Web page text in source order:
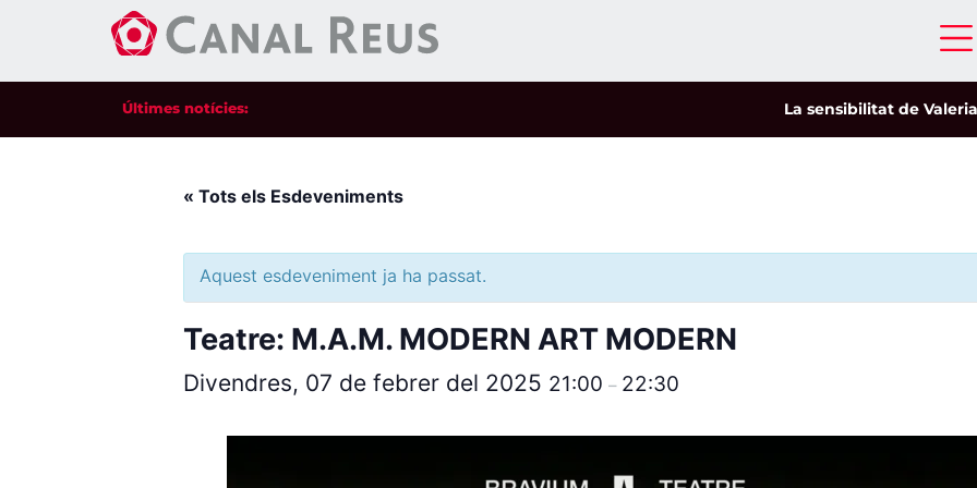
Últimes notícies: La sensibilitat de Valeria
« Tots els Esdeveniments
Aquest esdeveniment ja ha passat.
Teatre: M.A.M. MODERN ART MODERN
Divendres, 07 de febrer del 2025 21:00 – 22:30